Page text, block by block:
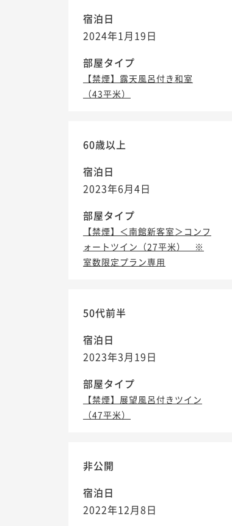
宿泊日
2024年1月19日
部屋タイプ
【禁煙】露天風呂付き和室
（43平米）
60歳以上
宿泊日
2023年6月4日
部屋タイプ
【禁煙】＜南館新客室＞コンフ
ォートツイン（27平米） ※
室数限定プラン専用
50代前半
宿泊日
2023年3月19日
部屋タイプ
【禁煙】展望風呂付きツイン
（47平米）
非公開
宿泊日
2022年12月8日